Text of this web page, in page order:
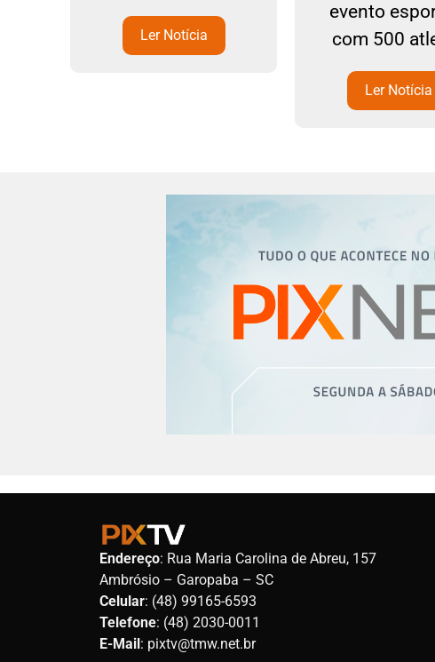
Ler Notícia
evento
com 500
Ler Notícia
Endereço: Rua Maria Carolina de Abreu, 157
Ambrósio – Garopaba – SC
Celular: (48) 99165-6593
Telefone: (48) 2030-0011
E-Mail : pixtv@tmw.net.br